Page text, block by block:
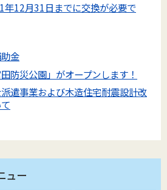
年12月31日までに交換が必要で
金
防災公園」がオープンします！
遣事業および木造住宅耐震設計改
ュー